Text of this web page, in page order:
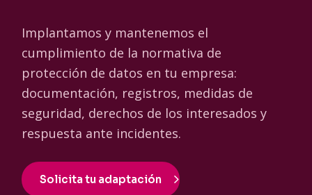
Implantamos y mantenemos el
cumplimiento de la normativa de
protección de datos en tu empresa:
documentación, registros, medidas de
seguridad, derechos de los interesados y
respuesta ante incidentes.
Solicita tu adaptación